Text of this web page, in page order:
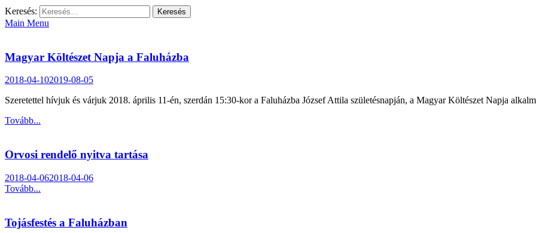
Keresés:
Main Menu
Magyar Költészet Napja a Faluházba
2018-04-102019-08-05
Szeretettel hívjuk és várjuk 2018. április 11-én, szerdán 15:30-kor a Faluházba József Attila születésnapján, a Magyar Költészet Napja
Tovább...
Orvosi rendelő nyitva tartása
2018-04-062018-04-06
Tovább...
Tojásfestés a Faluházban